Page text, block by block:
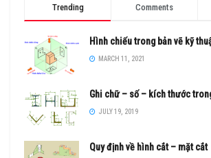
Trending Comments
Hình chiếu trong bản vẽ kỹ
MARCH 11, 2021
Ghi chữ – số – kích thước
JULY 19, 2019
Quy định về hình cắt – mặt cắt